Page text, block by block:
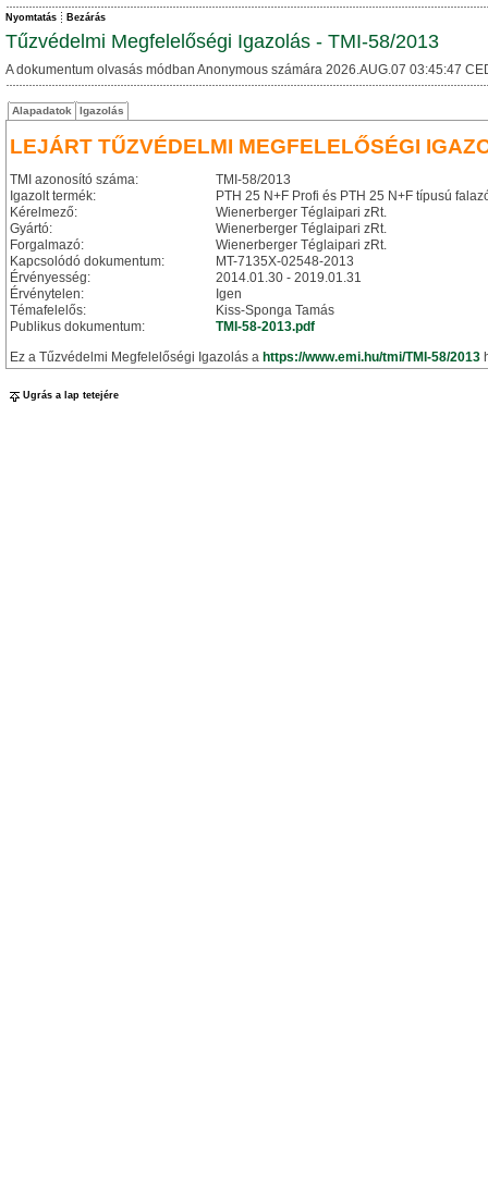
Nyomtatás Bezárás
Tűzvédelmi Megfelelőségi Igazolás - TMI-58/2013
A dokumentum olvasás módban Anonymous számára 2026.AUG.07 03:45:47
Alapadatok Igazolás
LEJÁRT TŰZVÉDELMI MEGFELELŐSÉGI
TMI azonosító száma:
TMI-58/2013
Igazolt termék:
PTH 25 N+F Profi és PTH 25 N+F típusú
Kérelmező:
Wienerberger Téglaipari zRt.
Gyártó:
Wienerberger Téglaipari zRt.
Forgalmazó:
Wienerberger Téglaipari zRt.
Kapcsolódó dokumentum:
MT-7135X-02548-2013
Érvényesség:
2014.01.30 - 2019.01.31
Érvénytelen:
Igen
Témafelelős:
Kiss-Sponga Tamás
Publikus dokumentum:
TMI-58-2013.pdf
Ez a Tűzvédelmi Megfelelőségi Igazolás a https://www.emi.hu/tmi/TMI-58/2013
Ugrás a lap tetejére